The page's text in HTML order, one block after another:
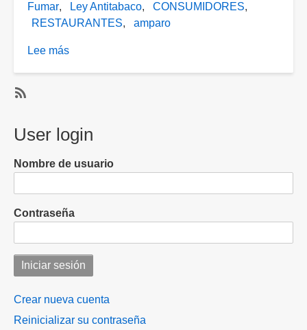
Fumar
Ley Antitabaco
CONSUMIDORES
RESTAURANTES
amparo
Lee más
antitabaco
amparable
a
RESTAURANTES
User login
Nombre de usuario
Contraseña
Crear nueva cuenta
Reinicializar su contraseña